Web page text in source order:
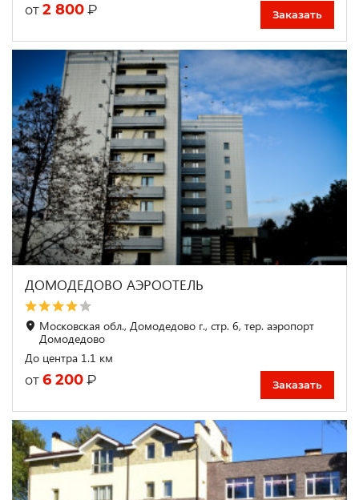
от 2 800 ₽ Заказать
ДОМОДЕДОВО АЭРООТЕЛЬ
Московская обл., Домодедово г., стр. 6, тер. аэропорт
Домодедово
До центра 1.1 км
от 6 200 ₽ Заказать